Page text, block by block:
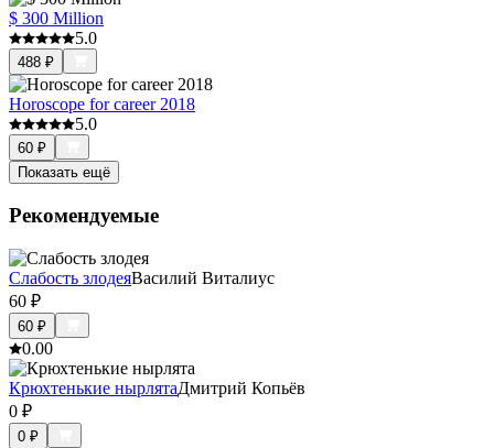
$ 300 Million
5.0
488 ₽
Horoscope for career 2018
5.0
60 ₽
Показать ещё
Рекомендуемые
Слабость злодеяВасилий Виталиус
60 ₽
60 ₽
0.00
Крюхтенькие нырлятаДмитрий Копьёв
0 ₽
0 ₽